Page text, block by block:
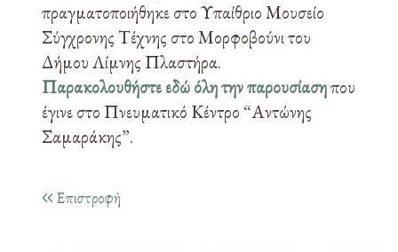
πραγματοποιήθηκε στο Υπαίθριο Μουσείο
Σύγχρονης Τέχνης στο Μορφοβούνι του
Δήμου Λίμνης Πλαστήρα.
Παρακολουθήστε εδώόλη την παρουσίασηπου
έγινε στο Πνευματικό Κέντρο “Αντώνης
Σαμαράκης”.
Επιστροφή